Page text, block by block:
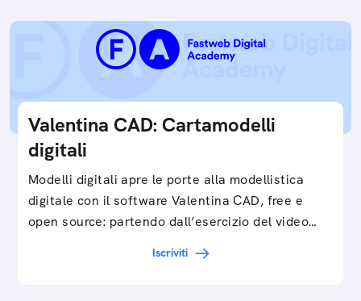
Valentina CAD: Cartamodelli
digitali
Modelli digitali apre le porte alla modellistica
digitale con il software Valentina CAD, free e
open source: partendo dall’esercizio del video…
Iscriviti